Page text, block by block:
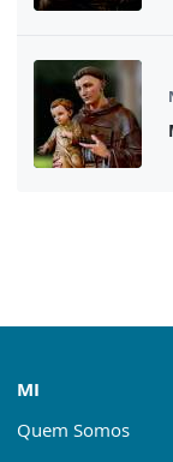
MI
Quem Somos